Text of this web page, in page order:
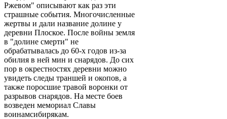
Ржевом" описывают как раз эти
страшные события. Многочисленные
жертвы и дали название долине у
деревни Плоское. После войны земля
в "долине смерти" не
обрабатывалась до 60-х годов из-за
обилия в ней мин и снарядов. До сих
пор в окрестностях деревни можно
увидеть следы траншей и окопов, а
также поросшие травой воронки от
разрывов снарядов. На месте боев
возведен мемориал Славы
воинамсибирякам.